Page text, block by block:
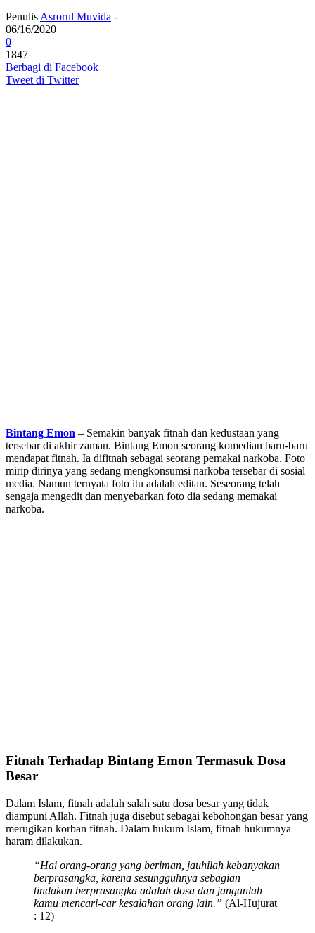
Penulis Asrorul Muvida -
06/16/2020
0
1847
Berbagi di Facebook
Tweet di Twitter
Bintang Emon – Semakin banyak fitnah dan kedustaan yang
tersebar di akhir zaman. Bintang Emon seorang komedian baru-baru
mendapat fitnah. Ia difitnah sebagai seorang pemakai narkoba. Foto
mirip dirinya yang sedang mengkonsumsi narkoba tersebar di sosial
media. Namun ternyata foto itu adalah editan. Seseorang telah
sengaja mengedit dan menyebarkan foto dia sedang memakai
narkoba.
Fitnah Terhadap Bintang Emon Termasuk Dosa
Besar
Dalam Islam, fitnah adalah salah satu dosa besar yang tidak
diampuni Allah. Fitnah juga disebut sebagai kebohongan besar yang
merugikan korban fitnah. Dalam hukum Islam, fitnah hukumnya
haram dilakukan.
“Hai orang-orang yang beriman, jauhilah kebanyakan
berprasangka, karena sesungguhnya sebagian
tindakan berprasangka adalah dosa dan janganlah
kamu mencari-car kesalahan orang lain.” (Al-Hujurat
: 12)